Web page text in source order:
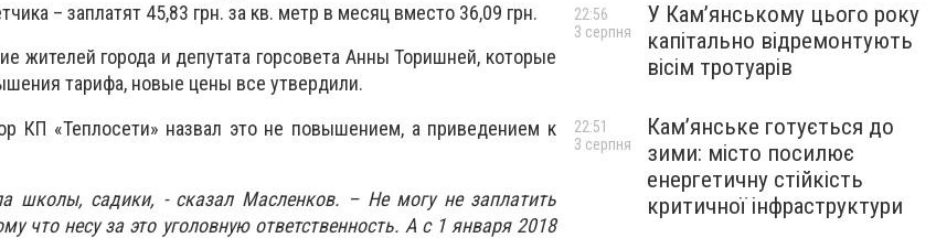
– заплатят 45,83 грн. за кв. метр в месяц вместо 36,09 грн.
жителей города и депутата горсовета Анны Торишней, которые
тарифа, новые цены все утвердили.
КП «Теплосети» назвал это не повышением, а приведением к
школы, садики, - сказал Масленков. – Не могу не заплатить
что несу за это уголовную ответственность. А с 1 января 2018
У Кам’янському цього року
капітально відремонтують
вісім тротуарів
22:56
3 серпня
Кам’янське готується до
зими: місто посилює
енергетичну стійкість
критичної інфраструктури
22:51
3 серпня